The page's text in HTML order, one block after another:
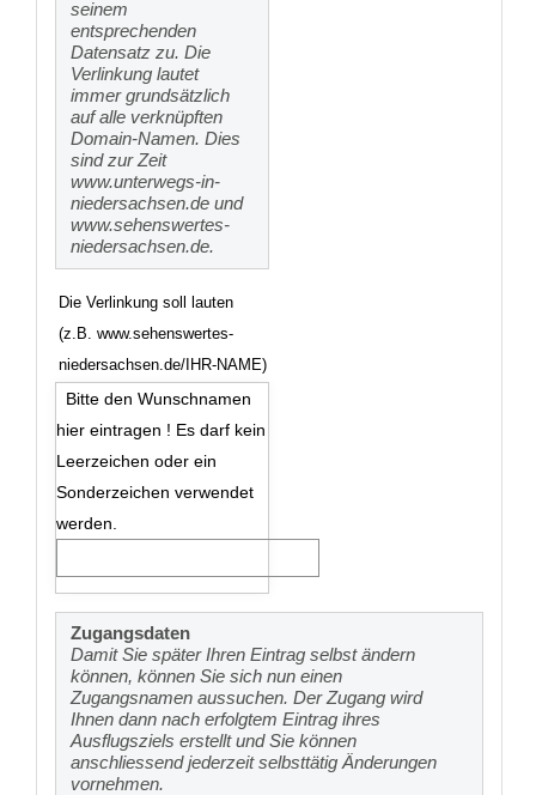
seinem
entsprechenden
Datensatz zu. Die
Verlinkung lautet
immer grundsätzlich
auf alle verknüpften
Domain-Namen. Dies
sind zur Zeit
www.unterwegs-in-
niedersachsen.de und
www.sehenswertes-
niedersachsen.de.
Die Verlinkung soll lauten
(z.B. www.sehenswertes-
niedersachsen.de/IHR-NAME)
Bitte den Wunschnamen
hier eintragen ! Es darf kein
Leerzeichen oder ein
Sonderzeichen verwendet
werden.
Zugangsdaten
Damit Sie später Ihren Eintrag selbst ändern
können, können Sie sich nun einen
Zugangsnamen aussuchen. Der Zugang wird
Ihnen dann nach erfolgtem Eintrag ihres
Ausflugsziels erstellt und Sie können
anschliessend jederzeit selbsttätig Änderungen
vornehmen.